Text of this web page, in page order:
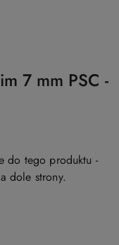
7 mm PSC -
do tego produktu -
dole strony.